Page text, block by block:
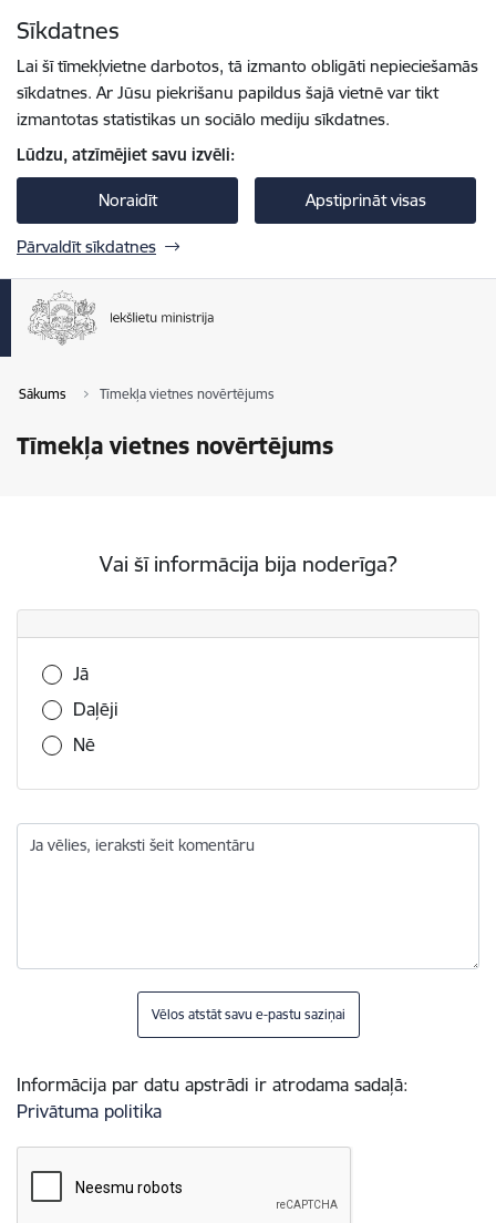
Sīkdatnes
Lai šī tīmekļvietne darbotos, tā izmanto obligāti nepieciešamās
sīkdatnes. Ar Jūsu piekrišanu papildus šajā vietnē var tikt
izmantotas statistikas un sociālo mediju sīkdatnes.
Lūdzu, atzīmējiet savu izvēli:
Noraidīt Apstiprināt visas
Pārvaldīt sīkdatnes
Sākums Tīmekļa vietnes novērtējums
Tīmekļa vietnes novērtējums
Vai šī informācija bija noderīga?
Vai šī informācija bija noderīga?
Jā
Daļēji
Nē
Ja vēlies, ieraksti šeit komentāru
Vēlos atstāt savu e-pastu saziņai
Informācija par datu apstrādi ir atrodama sadaļā:
Privātuma politika